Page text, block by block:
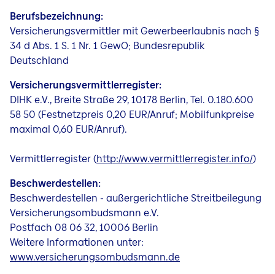
Berufsbezeichnung:
Versicherungsvermittler mit Gewerbeerlaubnis nach §
34 d Abs. 1 S. 1 Nr. 1 GewO; Bundesrepublik
Deutschland
Versicherungsvermittlerregister:
DIHK e.V., Breite Straße 29, 10178 Berlin, Tel. 0.180.600
58 50 (Festnetzpreis 0,20 EUR/Anruf; Mobilfunkpreise
maximal 0,60 EUR/Anruf).
Vermittlerregister (http://www.vermittlerregister.info/)
Beschwerdestellen:
Beschwerdestellen - außergerichtliche Streitbeilegung
Versicherungsombudsmann e.V.
Postfach 08 06 32, 10006 Berlin
Weitere Informationen unter:
www.versicherungsombudsmann.de